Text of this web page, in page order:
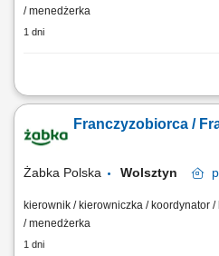
/ menedżerka
1 dni
Główne zadania: Prowadzenie
obsługi. Monitorowanie stanów
Dostosowywanie asortymentu sklepu
Franczyzobiorca /
Żabka Polska Wolsztyn
kierownik / kierowniczka / koordynator
/ menedżerka
1 dni